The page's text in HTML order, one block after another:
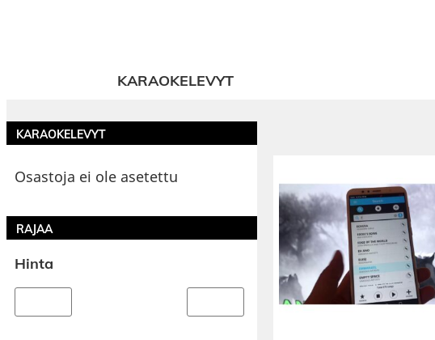
KARAOKELEVYT
KARAOKELEVYT
Osastoja ei ole asetettu
RAJAA
Hinta